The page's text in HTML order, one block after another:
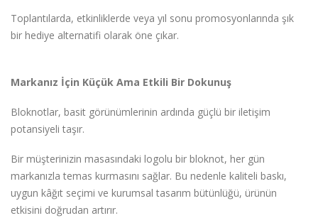
Toplantılarda, etkinliklerde veya yıl sonu promosyonlarında şık
bir hediye alternatifi olarak öne çıkar.
Markanız İçin Küçük Ama Etkili Bir Dokunuş
Bloknotlar, basit görünümlerinin ardında güçlü bir iletişim
potansiyeli taşır.
Bir müşterinizin masasındaki logolu bir bloknot, her gün
markanızla temas kurmasını sağlar. Bu nedenle kaliteli baskı,
uygun kâğıt seçimi ve kurumsal tasarım bütünlüğü, ürünün
etkisini doğrudan artırır.